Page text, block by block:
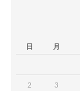
日
月
2 3